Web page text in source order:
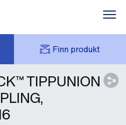
Finn produkt
FORESPØRSEL
MITT AVK
AVK HOLDING (GROUP)
TIPPUNION